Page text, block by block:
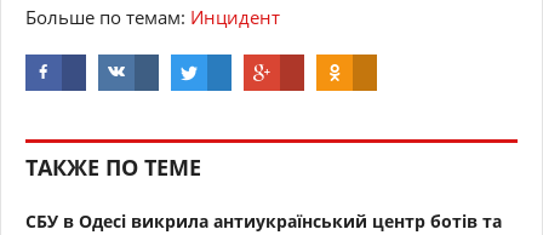
Больше по темам: Инцидент
ТАКЖЕ ПО ТЕМЕ
СБУ в Одесі викрила антиукраїнський центр ботів та